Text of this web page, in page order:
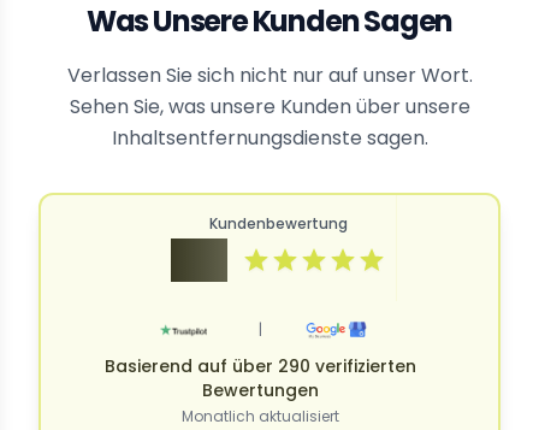
Was Unsere Kunden Sagen
Verlassen Sie sich nicht nur auf unser Wort.
Sehen Sie, was unsere Kunden über unsere
Inhaltsentfernungsdienste sagen.
Kundenbewertung
|
Basierend auf über 290 verifizierten
Bewertungen
Monatlich aktualisiert